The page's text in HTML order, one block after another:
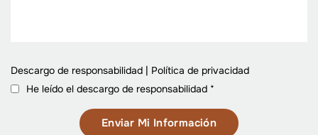
Descargo de responsabilidad | Política de privacidad
He leído el descargo de responsabilidad *